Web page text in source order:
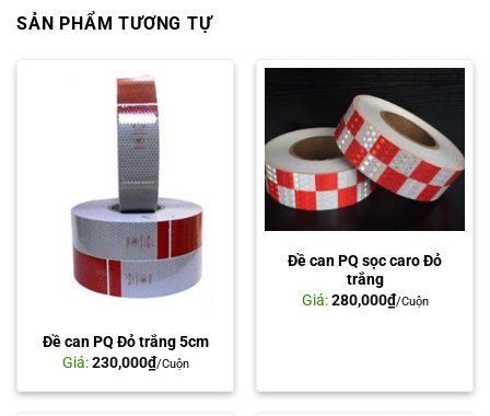
SẢN PHẨM TƯƠNG TỰ
Đề can PQ Đỏ trắng 5cm
Giá:230,000₫/Cuộn
Đề can PQ sọc caro Đỏ
trắng
Giá:280,000₫/Cuộn